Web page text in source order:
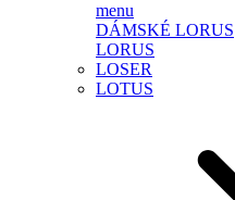
menu
DÁMSKÉ LORUS
LORUS
LOSER
LOTUS